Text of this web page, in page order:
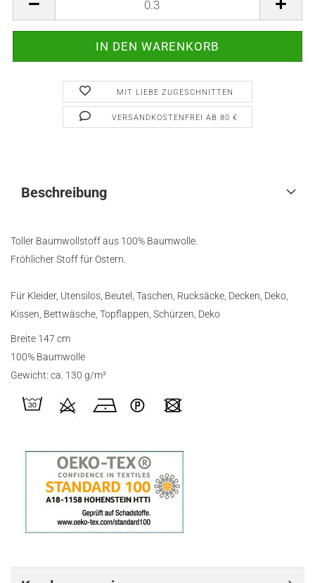
MIT LIEBE ZUGESCHNITTEN
VERSANDKOSTENFREI AB 80 €
Beschreibung
Toller Baumwollstoff aus 100% Baumwolle.
Fröhlicher Stoff für Ostern.
Für Kleider, Utensilos, Beutel, Taschen, Rucksäcke, Decken, Deko,
Kissen, Bettwäsche, Topflappen, Schürzen, Deko
Breite 147 cm
100% Baumwolle
Gewicht: ca. 130 g/m²